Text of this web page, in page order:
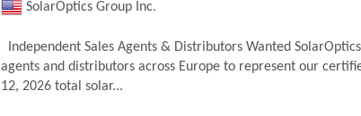
SolarOptics Group Inc.
Independent Sales Agents & Distributors Wanted
agents and distributors across Europe to represent our
12, 2026 total solar...